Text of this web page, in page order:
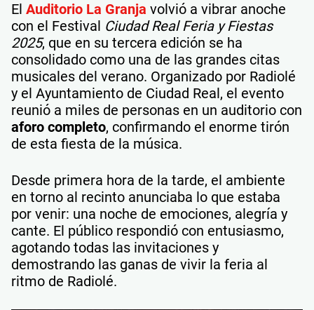
El Auditorio La Granja volvió a vibrar anoche
con el Festival Ciudad Real Feria y Fiestas
2025, que en su tercera edición se ha
consolidado como una de las grandes citas
musicales del verano. Organizado por Radiolé
y el Ayuntamiento de Ciudad Real, el evento
reunió a miles de personas en un auditorio con
aforo completo, confirmando el enorme tirón
de esta fiesta de la música.
Desde primera hora de la tarde, el ambiente
en torno al recinto anunciaba lo que estaba
por venir: una noche de emociones, alegría y
cante. El público respondió con entusiasmo,
agotando todas las invitaciones y
demostrando las ganas de vivir la feria al
ritmo de Radiolé.